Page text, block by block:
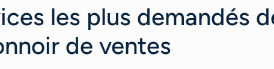
les plus demandés
de ventes